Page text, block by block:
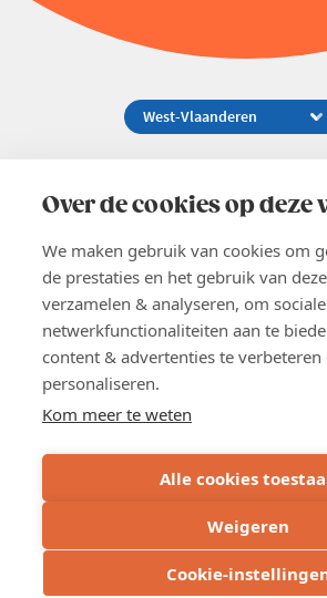
Over de cookies op deze
We maken gebruik van cookies om
de prestaties en het gebruik van
verzamelen & analyseren, om sociale
netwerkfunctionaliteiten aan te
content & advertenties te verbeteren
personaliseren.
Kom meer te weten
Alle cookies
Weigeren
Cookie-
02 229 81 11
EN
Word lid
Voka 2026
Privacyverklaring
Cookie verklaring
Cookie instellingen